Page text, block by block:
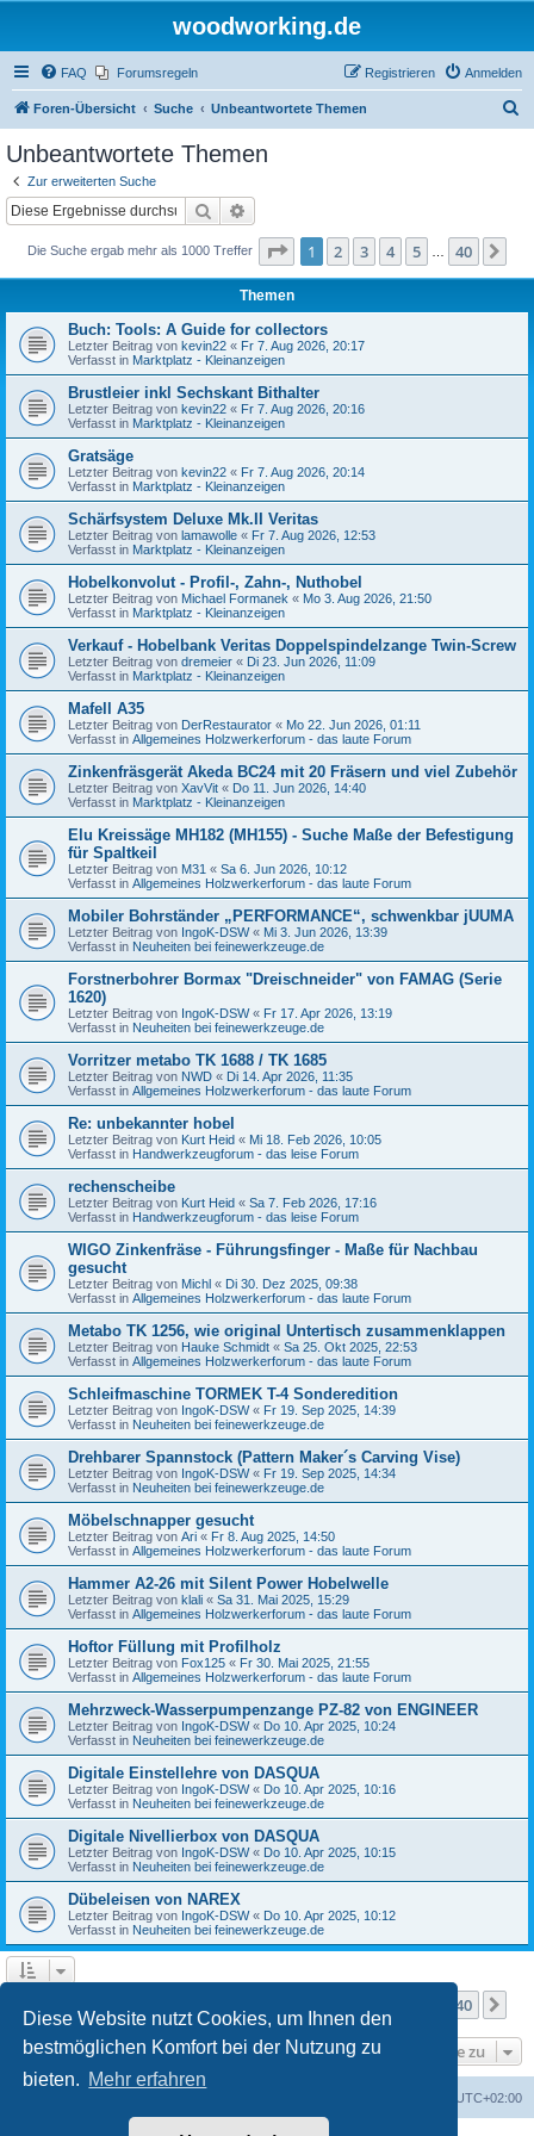
Diese Website nutzt Cookies, um Ihnen den
bestmöglichen Komfort bei der Nutzung zu
bieten. Mehr erfahren
woodworking.de
FAQ Forumsregeln Anmelden
Registrieren
Foren-Übersicht Suche Unbeantwortete Themen
Unbeantwortete Themen
Zur erweiterten Suche
Suche
Die Suche ergab mehr als 1000 Treffer Seite 1von 40
1 2 3 4 5 40
Themen
Buch: Tools: A Guide for collectors
Letzter Beitrag von kevin22 « Fr 7. Aug 2026, 20:17
Verfasst in Marktplatz - Kleinanzeigen
Brustleier inkl Sechskant Bithalter
Letzter Beitrag von kevin22 « Fr 7. Aug 2026, 20:16
Verfasst in Marktplatz - Kleinanzeigen
Gratsäge
Letzter Beitrag von kevin22 « Fr 7. Aug 2026, 20:14
Verfasst in Marktplatz - Kleinanzeigen
Schärfsystem Deluxe Mk.II Veritas
Letzter Beitrag von lamawolle « Fr 7. Aug 2026, 12:53
Verfasst in Marktplatz - Kleinanzeigen
Hobelkonvolut - Profil-, Zahn-, Nuthobel
Letzter Beitrag von Michael Formanek « Mo 3. Aug 2026, 21:50
Verfasst in Marktplatz - Kleinanzeigen
Verkauf - Hobelbank Veritas Doppelspindelzange Twin-Screw
Letzter Beitrag von dremeier « Di 23. Jun 2026, 11:09
Verfasst in Marktplatz - Kleinanzeigen
Mafell A35
Letzter Beitrag von DerRestaurator « Mo 22. Jun 2026, 01:11
Verfasst in Allgemeines Holzwerkerforum - das laute Forum
Zinkenfräsgerät Akeda BC24 mit 20 Fräsern und viel Zubehör
Letzter Beitrag von XavVit « Do 11. Jun 2026, 14:40
Verfasst in Marktplatz - Kleinanzeigen
Elu Kreissäge MH182 (MH155) - Suche Maße der Befestigung
für Spaltkeil
Letzter Beitrag von M31 « Sa 6. Jun 2026, 10:12
Verfasst in Allgemeines Holzwerkerforum - das laute Forum
Mobiler Bohrständer „PERFORMANCE“, schwenkbar jUUMA
Letzter Beitrag von IngoK-DSW« Mi 3. Jun 2026, 13:39
Verfasst in Neuheiten bei feinewerkzeuge.de
Forstnerbohrer Bormax "Dreischneider" von FAMAG (Serie
1620)
Letzter Beitrag von IngoK-DSW« Fr 17. Apr 2026, 13:19
Verfasst in Neuheiten bei feinewerkzeuge.de
Vorritzer metabo TK 1688 / TK 1685
Letzter Beitrag von NWD « Di 14. Apr 2026, 11:35
Verfasst in Allgemeines Holzwerkerforum - das laute Forum
Re: unbekannter hobel
Letzter Beitrag von Kurt Heid « Mi 18. Feb 2026, 10:05
Verfasst in Handwerkzeugforum - das leise Forum
rechenscheibe
Letzter Beitrag von Kurt Heid « Sa 7. Feb 2026, 17:16
Verfasst in Handwerkzeugforum - das leise Forum
WIGO Zinkenfräse - Führungsfinger - Maße für Nachbau
gesucht
Letzter Beitrag von Michl « Di 30. Dez 2025, 09:38
Verfasst in Allgemeines Holzwerkerforum - das laute Forum
Metabo TK 1256, wie original Untertisch zusammenklappen
Letzter Beitrag von Hauke Schmidt « Sa 25. Okt 2025, 22:53
Verfasst in Allgemeines Holzwerkerforum - das laute Forum
Schleifmaschine TORMEK T-4 Sonderedition
Letzter Beitrag von IngoK-DSW« Fr 19. Sep 2025, 14:39
Verfasst in Neuheiten bei feinewerkzeuge.de
Drehbarer Spannstock (Pattern Maker´s Carving Vise)
Letzter Beitrag von IngoK-DSW« Fr 19. Sep 2025, 14:34
Verfasst in Neuheiten bei feinewerkzeuge.de
Möbelschnapper gesucht
Letzter Beitrag von Ari « Fr 8. Aug 2025, 14:50
Verfasst in Allgemeines Holzwerkerforum - das laute Forum
Hammer A2-26 mit Silent Power Hobelwelle
Letzter Beitrag von klali « Sa 31. Mai 2025, 15:29
Verfasst in Allgemeines Holzwerkerforum - das laute Forum
Hoftor Füllung mit Profilholz
Letzter Beitrag von Fox125 « Fr 30. Mai 2025, 21:55
Verfasst in Allgemeines Holzwerkerforum - das laute Forum
Mehrzweck-Wasserpumpenzange PZ-82 von ENGINEER
Letzter Beitrag von IngoK-DSW« Do 10. Apr 2025, 10:24
Verfasst in Neuheiten bei feinewerkzeuge.de
Digitale Einstellehre von DASQUA
Letzter Beitrag von IngoK-DSW« Do 10. Apr 2025, 10:16
Verfasst in Neuheiten bei feinewerkzeuge.de
Digitale Nivellierbox von DASQUA
Letzter Beitrag von IngoK-DSW« Do 10. Apr 2025, 10:15
Verfasst in Neuheiten bei feinewerkzeuge.de
Dübeleisen von NAREX
Letzter Beitrag von IngoK-DSW« Do 10. Apr 2025, 10:12
Verfasst in Neuheiten bei feinewerkzeuge.de
40
Gehe zu
UTC+02:00